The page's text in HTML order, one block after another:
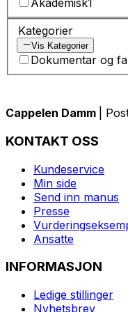
Akademisk1
Kategorier
Vis Kategorier
Dokumentar og
Cappelen Damm |
KONTAKT OSS
Kundeservice
Min side
Send inn manus
Presse
Ansatte
INFORMASJON
Ledige stillinger
Nyhetsbrev